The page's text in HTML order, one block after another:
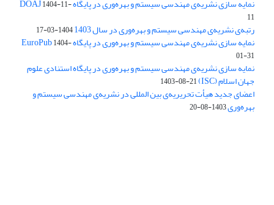
نمایه سازی نشریه‌ی مهندسی سیستم و بهره‌وری در پایگاه DOAJ1404-11-
11
رتبه‌ی نشریه‌ی مهندسی سیستم و بهره‌وری در سال 1403 1404-03-17
نمایه سازی نشریه‌ی مهندسی سیستم و بهره‌وری در پایگاه EuroPub1404-
01-31
نمایه سازی نشریه‌ی مهندسی سیستم و بهره‌وری در پایگاه استنادی علوم
جهان اسلام (ISC) 1403-08-21
اعضای جدید هیأت تحریریه‌ی بین المللی در نشریه‌ی مهندسی سیستم و
بهره‌وری1403-08-20